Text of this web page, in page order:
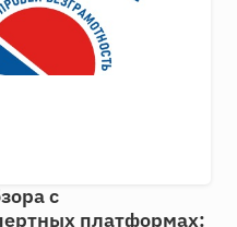
с
платформах: